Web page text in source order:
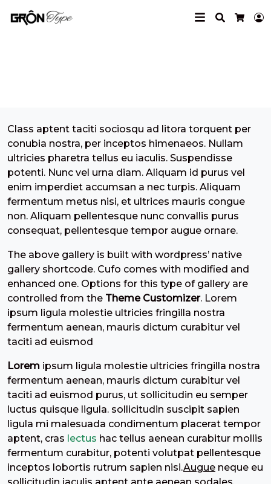
Search
Class aptent taciti sociosqu ad litora torquent per
conubia nostra, per inceptos himenaeos. Nullam
ultricies pharetra tellus eu iaculis. Suspendisse
potenti. Nunc vel urna diam. Aliquam id purus vel
enim imperdiet accumsan a nec turpis. Aliquam
fermentum metus nisi, et ultrices mauris congue
non. Aliquam pellentesque nunc convallis purus
consequat, pellentesque tempor augue ornare.
The above gallery is built with wordpress’ native
gallery shortcode. Cufo comes with modified and
enhanced one. Options for this type of gallery are
controlled from the Theme Customizer. Lorem
ipsum ligula molestie ultricies fringilla nostra
fermentum aenean, mauris dictum curabitur vel
taciti ad euismod
Lorem ipsum ligula molestie ultricies fringilla nostra
fermentum aenean, mauris dictum curabitur vel
taciti ad euismod purus, ut sollicitudin eu semper
luctus quisque ligula. sollicitudin suscipit sapien
ligula mi malesuada condimentum placerat tempor
aptent, cras lectus hac tellus aenean curabitur mollis
fermentum curabitur, potenti volutpat pellentesque
inceptos lobortis rutrum sapien nisi.Augue neque eu